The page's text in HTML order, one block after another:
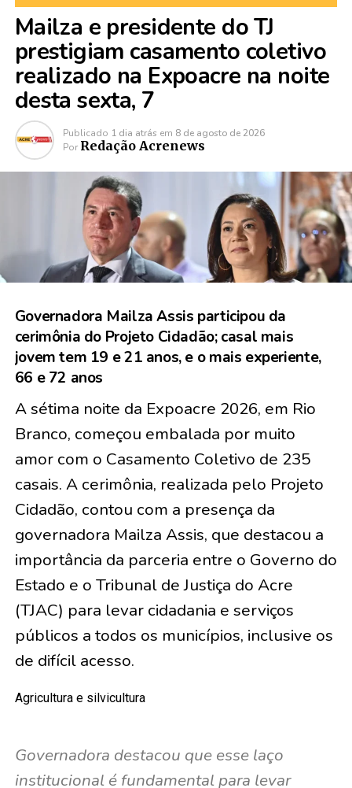
Mailza e presidente do TJ
prestigiam casamento coletivo
realizado na Expoacre na noite
desta sexta, 7
Publicado 1 dia atrás em 8 de agosto de 2026
Por Redação Acrenews
Governadora Mailza Assis participou da
cerimônia do Projeto Cidadão; casal mais
jovem tem 19 e 21 anos, e o mais experiente,
66 e 72 anos
A sétima noite da Expoacre 2026, em Rio
Branco, começou embalada por muito
amor com o Casamento Coletivo de 235
casais. A cerimônia, realizada pelo Projeto
Cidadão, contou com a presença da
governadora Mailza Assis, que destacou a
importância da parceria entre o Governo do
Estado e o Tribunal de Justiça do Acre
(TJAC) para levar cidadania e serviços
públicos a todos os municípios, inclusive os
de difícil acesso.
Agricultura e silvicultura
Governadora destacou que esse laço
institucional é fundamental para levar